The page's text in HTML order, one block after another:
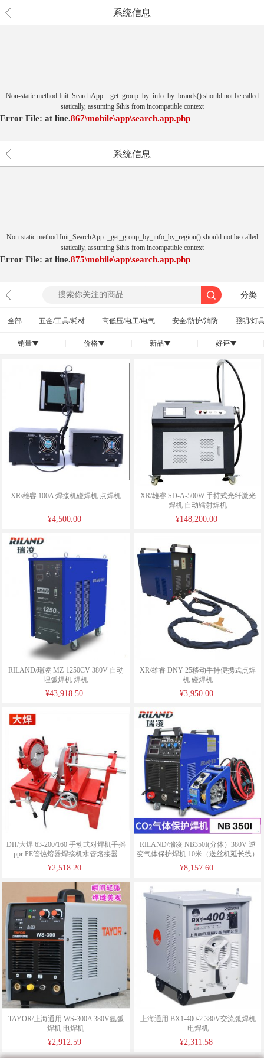
系统信息
Non-static method Init_SearchApp::_get_group_by_info_by_brands() should not be called
statically, assuming $this from incompatible context
Error File: \mobile\app\search.app.php
at 867
line.
系统信息
Non-static method Init_SearchApp::_get_group_by_info_by_region() should not be called
statically, assuming $this from incompatible context
Error File: \mobile\app\search.app.php
at 875
line.
分类
全部 五金/工具/耗材 高低压/电工/电气 安全/防护/消防 照明/灯
销量󰄢 价格󰄢 新品󰄢 好评󰄢
XR/雄睿 100A 焊接机碰焊机 点焊机
¥4,500.00
XR/雄睿 SD-A-500W 手持式光纤激光
焊机 自动镭射焊机
¥148,200.00
RILAND/瑞凌 MZ-1250CV 380V 自动
埋弧焊机 焊机
¥43,918.50
XR/雄睿 DNY-25移动手持便携式点焊
机 碰焊机
¥3,950.00
DH/大焊 63-200/160 手动式对焊机手摇
ppr PE管热熔器焊接机水管熔接器
¥2,518.20
RILAND/瑞凌 NB350I(分体）380V 逆
变气体保护焊机 10米（送丝机延长线）
¥8,157.60
TAYOR/上海通用 WS-300A 380V氩弧
焊机 电焊机
¥2,912.59
上海通用 BX1-400-2 380V交流弧焊机
电焊机
¥2,311.58